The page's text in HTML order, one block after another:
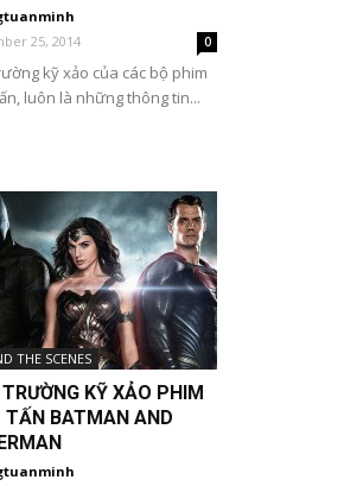
25, 2014
0
kỹ xảo của các bộ phim
luôn là những thông tin...
THE SCENES
KỸ XẢO PHIM
TẤN BATMAN AND